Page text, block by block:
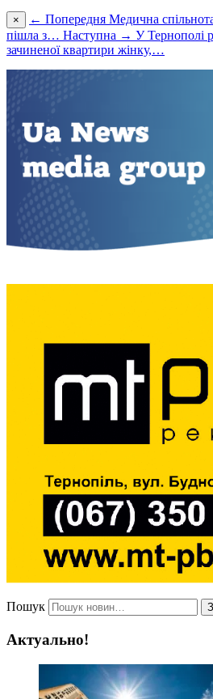
× ← Попередня Медична
пішла з… Наступна → У Тернополі
зачиненої квартири жінку,…
Пошук
Актуально!